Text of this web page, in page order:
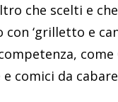
che scelti e
‘grilletto e
come
e comici da